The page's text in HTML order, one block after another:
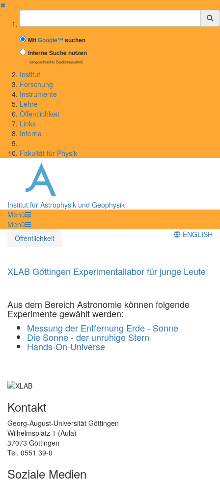
✖
Suchbegriff
MitGoogle™suchen
Interne Suche nutzen
(eingeschränkte Ergebnisqualität)
Institut
Forschung
Instrumente
Lehre
Öffentlichkeit
Links
Interna
Fakultät für Physik
Institut für Astrophysik und Geophysik
Menü
Menü
Öffentlichkeit
ENGLISH
XLAB Göttingen Experimentallabor für junge Leute
Aus dem Bereich Astronomie können folgende
Experimente gewählt werden:
Messung der Entfernung Erde - Sonne
Die Sonne - der unruhige Stern
Hands-On-Universe
Kontakt
Georg-August-Universität Göttingen
Wilhelmsplatz 1 (Aula)
37073 Göttingen
Tel. 0551 39-0
Soziale Medien